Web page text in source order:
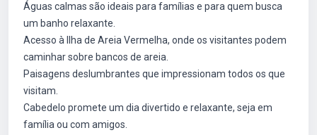
Águas calmas são ideais para famílias e para quem busca
um banho relaxante.
Acesso à Ilha de Areia Vermelha, onde os visitantes podem
caminhar sobre bancos de areia.
Paisagens deslumbrantes que impressionam todos os que
visitam.
Cabedelo promete um dia divertido e relaxante, seja em
família ou com amigos.